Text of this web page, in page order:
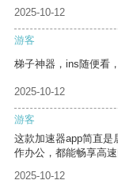
2025-10-12
游客
梯子神器，ins随便看
2025-10-12
游客
这款加速器app简直是
作办公，都能畅享高
2025-10-12